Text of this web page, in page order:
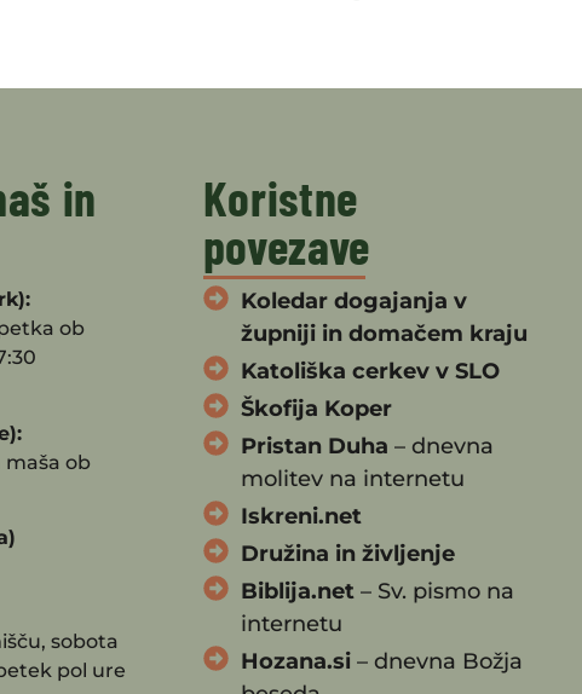
in
ob
maša ob
sobota
pol ure
Koristne
povezave
Koledar dogajanja v
župniji in domačem kraju
Katoliška cerkev v SLO
Škofija Koper
Pristan Duha – dnevna
molitev na internetu
Iskreni.net
Družina in življenje
Biblija.net– Sv. pismo na
internetu
Hozana.si– dnevna Božja